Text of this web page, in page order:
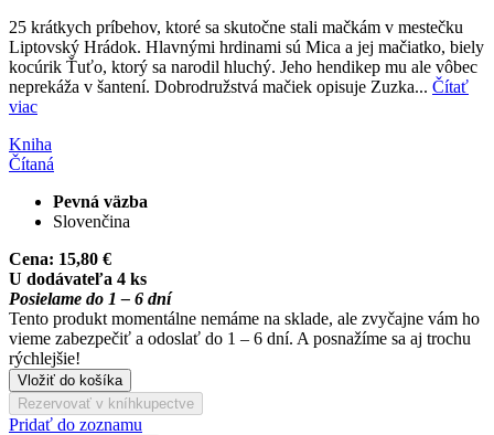
25 krátkych príbehov, ktoré sa skutočne stali mačkám v mestečku
Liptovský Hrádok. Hlavnými hrdinami sú Mica a jej mačiatko, biely
kocúrik Ťuťo, ktorý sa narodil hluchý. Jeho hendikep mu ale vôbec
neprekáža v šantení. Dobrodružstvá mačiek opisuje Zuzka... Čítať
viac
Kniha
Čítaná
Pevná väzba
Slovenčina
Cena: 15,80 €
U dodávateľa 4 ks
Posielame do 1 – 6 dní
Tento produkt momentálne nemáme na sklade, ale zvyčajne vám ho
vieme zabezpečiť a odoslať do 1 – 6 dní. A posnažíme sa aj trochu
rýchlejšie!
Vložiť do košíka
Rezervovať v kníhkupectve
Pridať do zoznamu